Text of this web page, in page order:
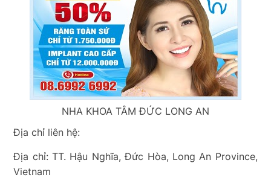
NHA KHOA TÂM ĐỨC LONG AN
Địa chỉ liên hệ:
Địa chỉ: TT. Hậu Nghĩa, Đức Hòa, Long An Province,
Vietnam